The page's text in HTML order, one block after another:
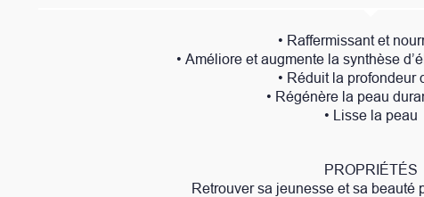
• Raffermissant et nourrissant
• Améliore et augmente la synthèse d’élastine et de collagène
• Réduit la profondeur des rides
• Régénère la peau durant la nuit
Retrouver sa jeunesse et sa beauté pendant le sommeil :